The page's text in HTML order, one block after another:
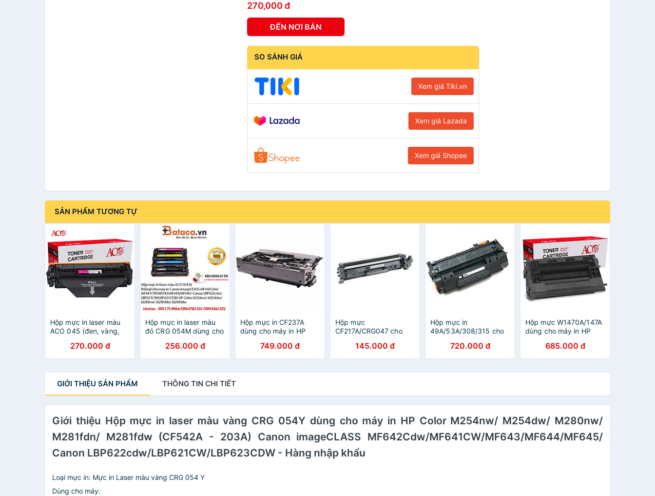
270,000 đ
ĐẾN NƠI BÁN
SO SÁNH GIÁ
Xem giá Tiki.vn
Xem giá Lazada
Xem giá Shopee
SẢN PHẨM TƯƠNG TỰ
Hộp mực in laser màu
ACO 045 (đen, vàng,
Canon
LBP611C/LBP612C
- Hàng nhập khẩu
270.000 đ
Hộp mực in laser màu
đỏ CRG 054M dùng cho
M254nw/ M254dw/
M280nw/ M281fdn/
imageCLASS
- Hàng nhập khẩu
256.000 đ
Hộp mực in CF237A
dùng cho máy in HP
M607dn, M608n,
M608dn, M608x,
749.000 đ
Hộp mực
CF217A/CRG047 cho
M102w/M102a/M130fn/MFP
M130fw/MFP
145.000 đ
Hộp mực in
49A/53A/308/315 cho
1160/1320/P2015/3390/3392,
Canon 3300/3310/3370
720.000 đ
Hộp mực W1470A/147A
dùng cho máy in HP
M610/M611/M612
printer series - KHÔNG
685.000 đ
GIỚI THIỆU SẢN PHẨM THÔNG TIN CHI TIẾT
Giới thiệu Hộp mực in laser màu vàng CRG 054Y dùng cho máy in HP Color M254nw/ M254dw/ M280nw/
M281fdn/ M281fdw (CF542A - 203A) Canon imageCLASS MF642Cdw/MF641CW/MF643/MF644/MF645/
Canon LBP622cdw/LBP621CW/LBP623CDW - Hàng nhập khẩu
Loại mực in: Mực in Laser màu vàng CRG 054 Y
Dùng cho máy: